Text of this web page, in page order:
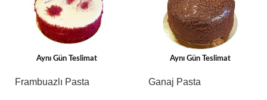
Aynı Gün Teslimat
Frambuazlı Pasta
Aynı Gün Teslimat
Ganaj Pasta